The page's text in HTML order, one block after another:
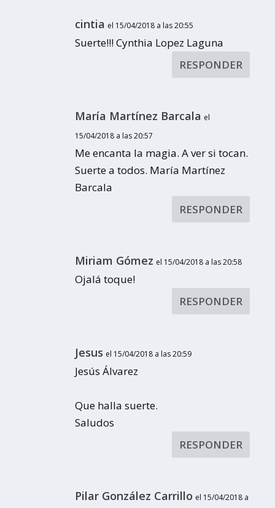
cintia el 15/04/2018 a las 20:55
Suerte!!! Cynthia Lopez Laguna
RESPONDER
María Martínez Barcala el
15/04/2018 a las 20:57
Me encanta la magia. A ver si tocan.
Suerte a todos. María Martínez
Barcala
RESPONDER
Miriam Gómez el 15/04/2018 a las 20:58
Ojalá toque!
RESPONDER
Jesus el 15/04/2018 a las 20:59
Jesús Álvarez
Que halla suerte.
Saludos
RESPONDER
Pilar González Carrillo el 15/04/2018 a